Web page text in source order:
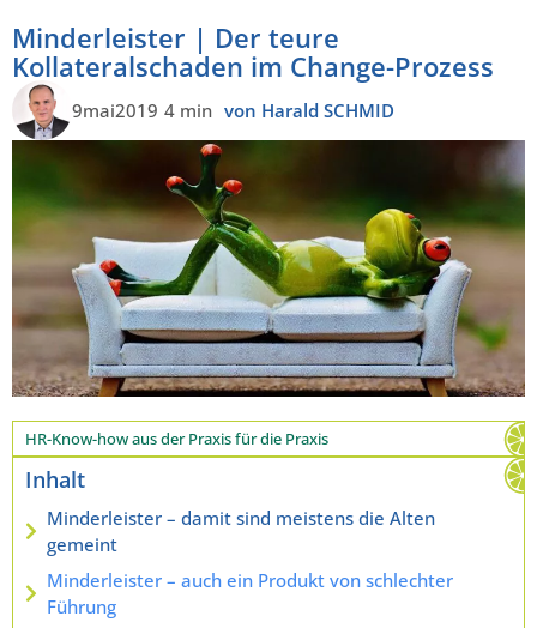
Minderleister | Der teure
Kollateralschaden im Change-Prozess
9mai2019 4 min von Harald SCHMID
HR-Know-how aus der Praxis für die Praxis
Inhalt
Minderleister – damit sind meistens die Alten
gemeint
Minderleister – auch ein Produkt von schlechter
Führung